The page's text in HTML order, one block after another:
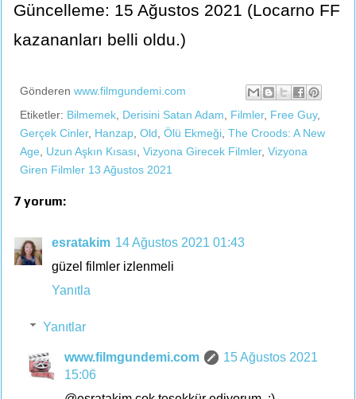
Güncelleme: 15 Ağustos 2021 (Locarno FF
kazananları belli oldu.)
Gönderen www.filmgundemi.com
Etiketler: Bilmemek Derisini Satan Adam Filmler, Free Guy,
Gerçek Cinler, Hanzap Old Ölü Ekmeği The Croods: A New
Age
Uzun Aşkın Kısası Vizyona Girecek Filmler, Vizyona
Giren Filmler 13 Ağustos 2021
7 yorum:
esratakim 14 Ağustos 2021 01:43
güzel filmler izlenmeli
Yanıtla
Yanıtlar
www.filmgundemi.com
15 Ağustos 2021
15:06